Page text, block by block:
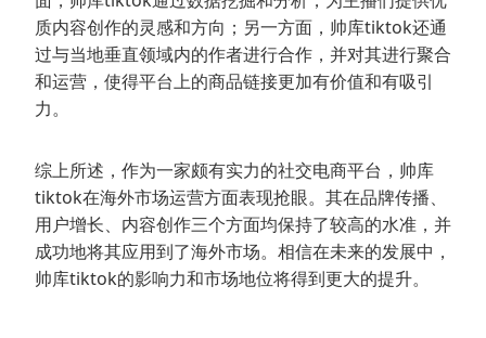
质内容创作的灵感和方向；另一方面，帅库tiktok还通
过与当地垂直领域内的作者进行合作，并对其进行聚合
和运营，使得平台上的商品链接更加有价值和有吸引
力。
综上所述，作为一家颇有实力的社交电商平台，帅库
tiktok在海外市场运营方面表现抢眼。其在品牌传播、
用户增长、内容创作三个方面均保持了较高的水准，并
成功地将其应用到了海外市场。相信在未来的发展中，
帅库tiktok的影响力和市场地位将得到更大的提升。